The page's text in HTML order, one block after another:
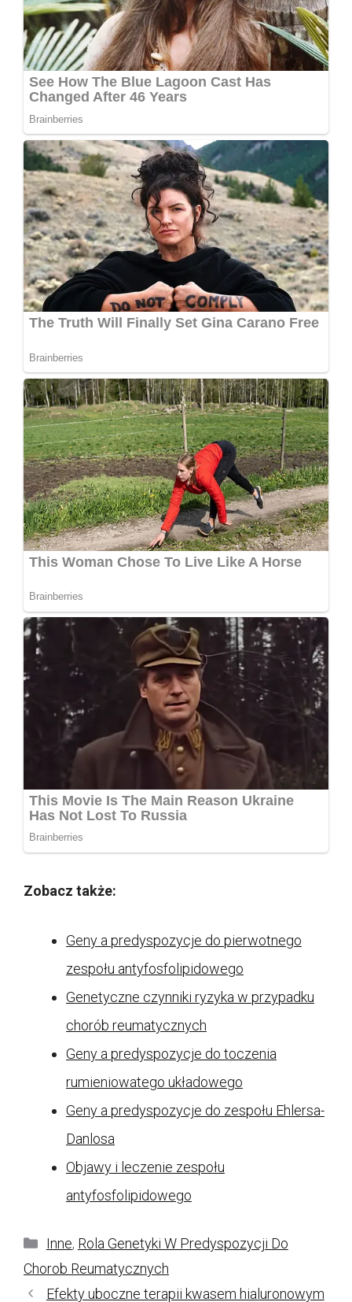
Zobacz także:
Geny a predyspozycje do pierwotnego
zespołu antyfosfolipidowego
Genetyczne czynniki ryzyka w przypadku
chorób reumatycznych
Geny a predyspozycje do toczenia
rumieniowatego układowego
Geny a predyspozycje do zespołu Ehlersa-
Danlosa
Objawy i leczenie zespołu
antyfosfolipidowego
Kategorie
Inne, Rola Genetyki W Predyspozycji Do
Chorob Reumatycznych
Efekty uboczne terapii kwasem hialuronowym